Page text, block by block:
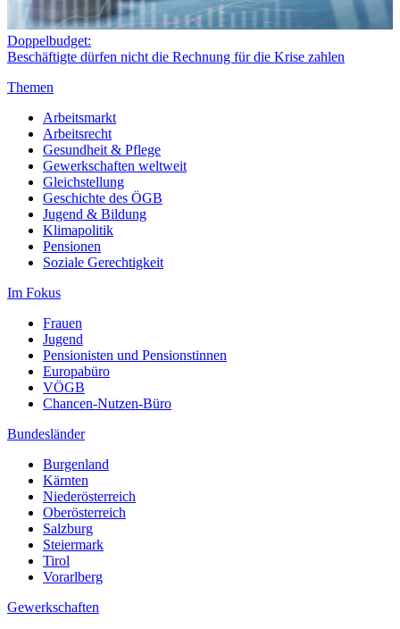
Doppelbudget:
Beschäftigte dürfen nicht die Rechnung für die Krise zahlen
Themen
Arbeitsmarkt
Arbeitsrecht
Gesundheit & Pflege
Gewerkschaften weltweit
Gleichstellung
Geschichte des ÖGB
Jugend & Bildung
Klimapolitik
Pensionen
Soziale Gerechtigkeit
Im Fokus
Frauen
Jugend
Pensionisten und Pensionstinnen
Europabüro
VÖGB
Chancen-Nutzen-Büro
Bundesländer
Burgenland
Kärnten
Niederösterreich
Oberösterreich
Salzburg
Steiermark
Tirol
Vorarlberg
Gewerkschaften